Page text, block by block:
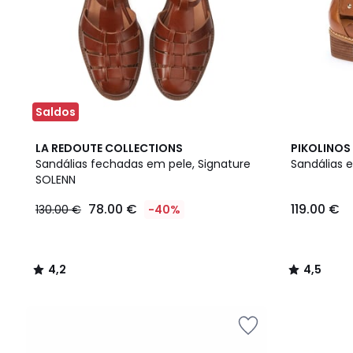
Saldos
LA REDOUTE COLLECTIONS
Sandálias fechadas em pele, Signature
SOLENN
130.00 € 78.00 € -40%
4,2
/ 5
4,2
/
PIKOLINOS
Sandálias
119.00 €
4,5
/ 5
4,5
/